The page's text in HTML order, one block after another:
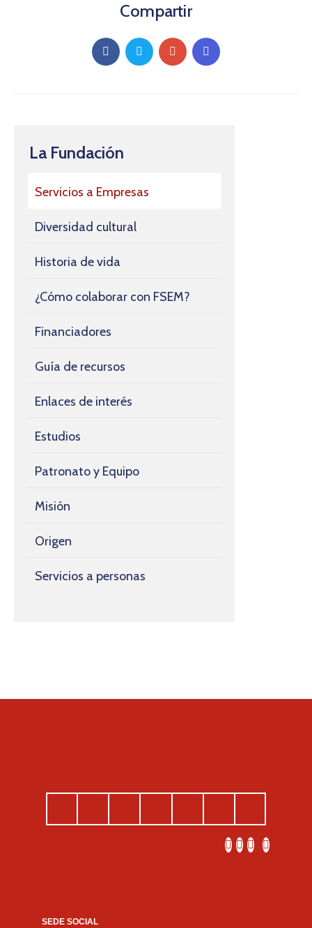
La Fundación
Servicios a Empresas
Diversidad cultural
Historia de vida
¿Cómo colaborar con FSEM?
Financiadores
Guía de recursos
Enlaces de interés
Estudios
Patronato y Equipo
Misión
Origen
Servicios a personas
Compartir
SEDE SOCIAL